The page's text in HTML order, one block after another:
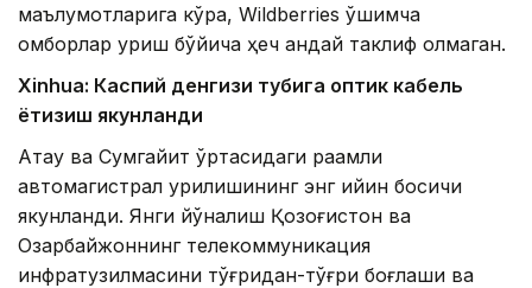
маълумотларига кўра, Wildberries қўшимча
омборлар қуриш бўйича ҳеч қандай таклиф олмаган.
Xinhuа: Каспий денгизи тубига оптик кабель
ётқизиш якунланди
Ақтау ва Сумгайит ўртасидаги рақамли
автомагистрал қурилишининг энг қийин босқичи
якунланди. Янги йўналиш Қозоғистон ва
Озарбайжоннинг телекоммуникация
инфратузилмасини тўғридан-тўғри боғлаши ва